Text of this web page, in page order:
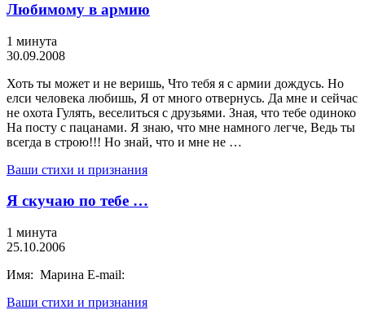
Любимому в армию
1 минута
30.09.2008
Хоть ты может и не веришь, Что тебя я с армии дождусь. Но
елси человека любишь, Я от много отвернусь. Да мне и сейчас
не охота Гулять, веселиться с друзьями. Зная, что тебе одиноко
На посту с пацанами. Я знаю, что мне намного легче, Ведь ты
всегда в строю!!! Но знай, что и мне не …
Ваши стихи и признания
Я скучаю по тебе …
1 минута
25.10.2006
Имя: Марина E-mail:
Ваши стихи и признания